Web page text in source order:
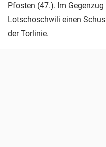
Pfosten (47.). Im
Lotschoschwili einen
der Torlinie.